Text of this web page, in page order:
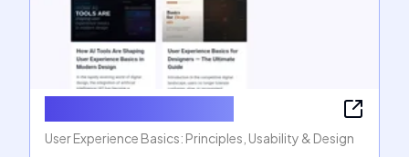
User Experience Basics: Principles, Usability & Design